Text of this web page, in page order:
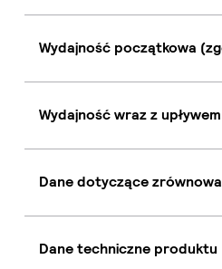
Wydajność początkowa
Wydajność wraz z
Dane dotyczące
Dane techniczne produktu